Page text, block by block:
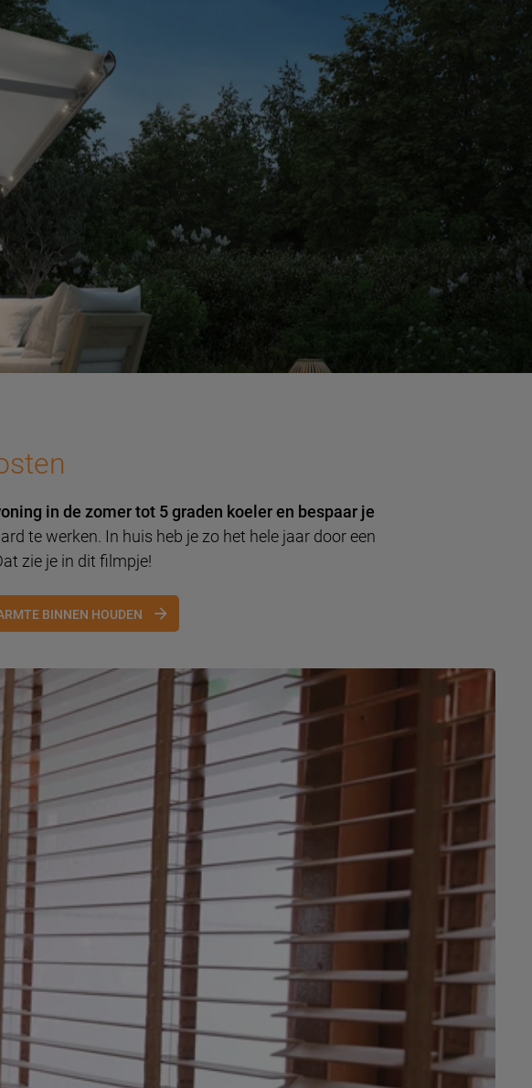
in de zomer tot 5 graden koeler en bespaar je
te werken. In huis heb je zo het hele jaar door een
zie je in dit filmpje!
BINNEN HOUDEN